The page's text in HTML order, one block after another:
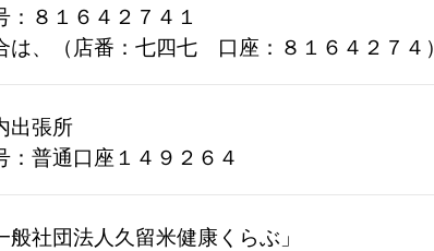
８１６４２７４１
は、（店番：七四七 口座：８１６４２７４）
出張所
普通口座１４９２６４
社団法人久留米健康くらぶ」